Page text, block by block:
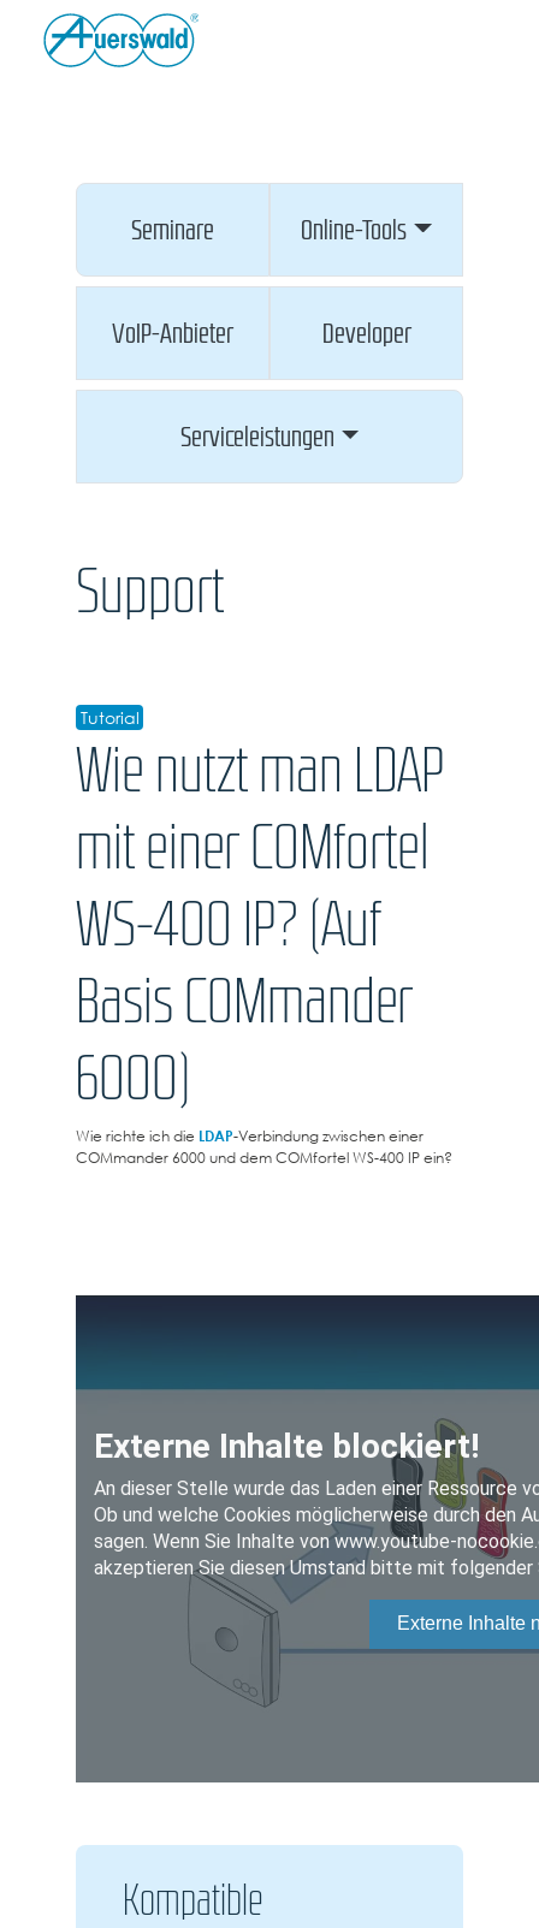
Seminare Online-Tools
VoIP-Anbieter Developer
Serviceleistungen
Support
Tutorial
Wie nutzt man LDAP
mit einer COMfortel
WS-400 IP? (Auf
Basis COMmander
6000)
Wie richte ich die LDAP-Verbindung zwischen einer
COMmander 6000 und dem COMfortel WS-400 IP ein?
Kompatible